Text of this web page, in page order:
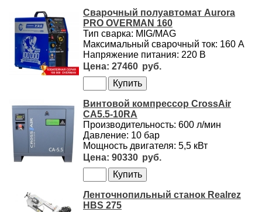
Сварочный полуавтомат Aurora
PRO OVERMAN 160
Тип сварка: MIG/MAG
Максимальный сварочный ток: 160 А
Напряжение питания: 220 В
27460
Винтовой компрессор CrossAir
CA5.5-10RA
Производительность: 600 л/мин
Давление: 10 бар
Мощность двигателя: 5,5 кВт
90330
Ленточнопильный станок Realrez
HBS 275